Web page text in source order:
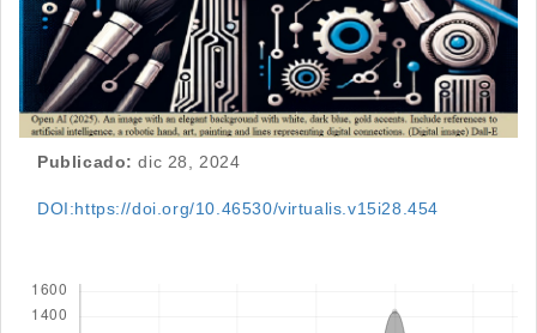
Publicado: dic 28, 2024
DOI:https://doi.org/10.46530/virtualis.v15i28.454